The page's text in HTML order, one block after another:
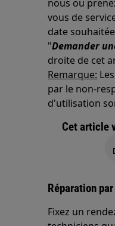
nous ou
vous de
date
"Demander
droite de cet
Remarque:
par le non-
d'utilisation
Cet article
Réparation
Fixez un